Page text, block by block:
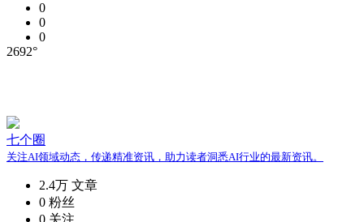
0
0
0
2692°
七个圈
关注AI领域动态，传递精准资讯，助力读者洞悉AI行业的最新资讯。
2.4万 文章
0 粉丝